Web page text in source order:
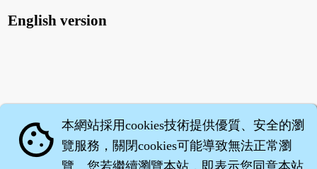
English version
cookie 本網站採用cookies技術提供優質、安全的瀏
覽服務，關閉cookies可能導致無法正常瀏
覽。您若繼續瀏覽本站，即表示您同意本站